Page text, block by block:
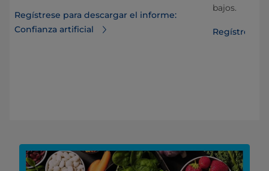
Regístrese para descargar el informe:
Confianza artificial
bajos.
Regístrese